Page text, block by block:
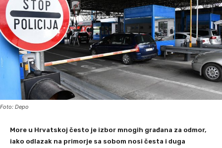
Foto: Depo
More u Hrvatskoj često je izbor mnogih građana za odmor,
iako odlazak na primorje sa sobom nosi česta i duga